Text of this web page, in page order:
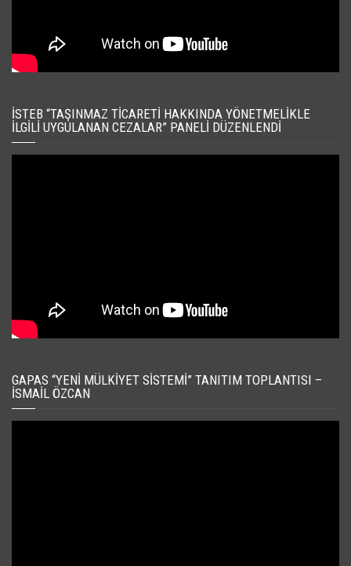
İSTEB “TAŞINMAZ TICARETI HAKKINDA YÖNETMELIKLE
İLGILI UYGULANAN CEZALAR” PANELI DÜZENLENDI
GAPAS “YENI MÜLKIYET SISTEMI” TANITIM TOPLANTISI –
İSMAIL ÖZCAN